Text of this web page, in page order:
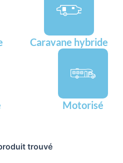
Caravane hybride
Motorisé
trouvé